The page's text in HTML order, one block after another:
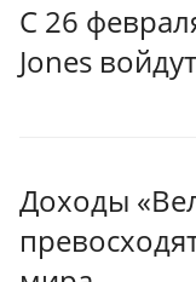
С 26
Jones
Доходы